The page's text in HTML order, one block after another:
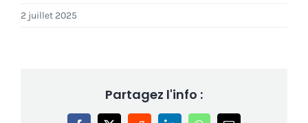
2 juillet 2025
Partagez l'info :